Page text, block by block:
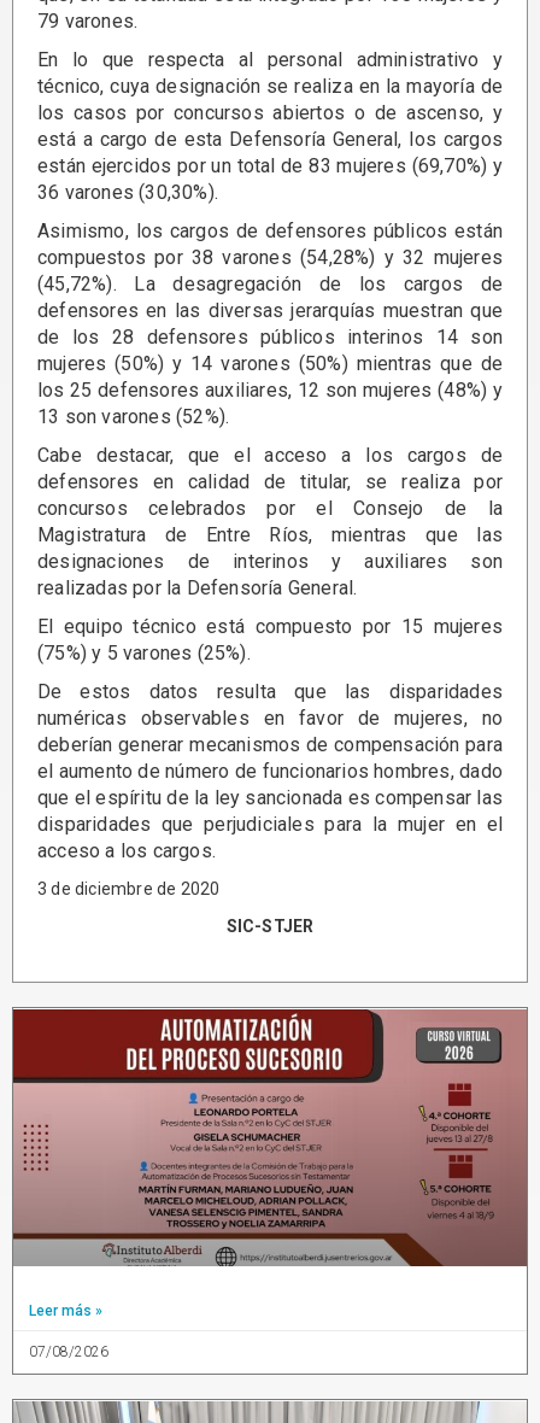
79 varones.
En lo que respecta al personal administrativo y
técnico, cuya designación se realiza en la mayoría de
los casos por concursos abiertos o de ascenso, y
está a cargo de esta Defensoría General, los cargos
están ejercidos por un total de 83 mujeres (69,70%) y
36 varones (30,30%).
Asimismo, los cargos de defensores públicos están
compuestos por 38 varones (54,28%) y 32 mujeres
(45,72%). La desagregación de los cargos de
defensores en las diversas jerarquías muestran que
de los 28 defensores públicos interinos 14 son
mujeres (50%) y 14 varones (50%) mientras que de
los 25 defensores auxiliares, 12 son mujeres (48%) y
13 son varones (52%).
Cabe destacar, que el acceso a los cargos de
defensores en calidad de titular, se realiza por
concursos celebrados por el Consejo de la
Magistratura de Entre Ríos, mientras que las
designaciones de interinos y auxiliares son
realizadas por la Defensoría General.
El equipo técnico está compuesto por 15 mujeres
(75%) y 5 varones (25%).
De estos datos resulta que las disparidades
numéricas observables en favor de mujeres, no
deberían generar mecanismos de compensación para
el aumento de número de funcionarios hombres, dado
que el espíritu de la ley sancionada es compensar las
disparidades que perjudiciales para la mujer en el
acceso a los cargos.
3 de diciembre de 2020
SIC-STJER
Leer más »
07/08/2026